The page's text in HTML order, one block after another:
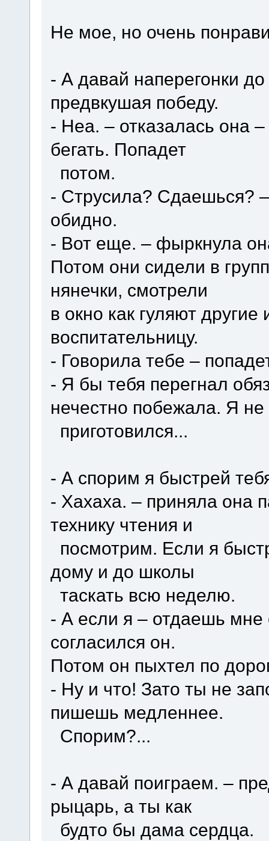
Не мое, но очень
- А давай наперегонки
предвкушая победу.
- Неа. – отказалась она
бегать. Попадет
потом.
- Струсила? Сдаешься?
обидно.
- Вот еще. – фыркнула
Потом они сидели в
нянечки, смотрели
в окно как гуляют
воспитательницу.
- Говорила тебе –
- Я бы тебя перегнал
нечестно побежала. Я не
приготовился...
- А спорим я быстрей
- Хахаха. – приняла она
технику чтения и
посмотрим. Если я
дому и до школы
таскать всю неделю.
- А если я – отдаешь
согласился он.
Потом он пыхтел по
- Ну и что! Зато ты не
пишешь медленнее.
Спорим?...
- А давай поиграем. –
рыцарь, а ты как
будто бы дама сердца.